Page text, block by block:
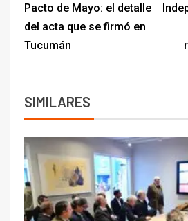
Pacto de Mayo: el detalle
del acta que se firmó en
Tucumán
SIMILARES